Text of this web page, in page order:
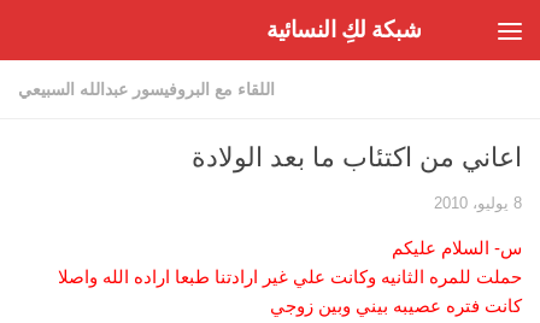
شبكة لكِ النسائية
اللقاء مع البروفيسور عبدالله السبيعي
اعاني من اكتئاب ما بعد الولادة
8 يوليو، 2010
س- السلام عليكم
حملت للمره الثانيه وكانت علي غير ارادتنا طبعا اراده الله واصلا
كانت فتره عصيبه بيني وبين زوجي